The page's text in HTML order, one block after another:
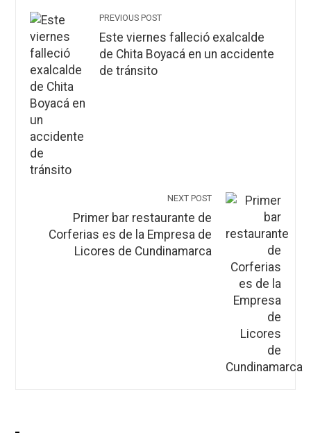
PREVIOUS POST
Este viernes falleció exalcalde
de Chita Boyacá en un accidente
de tránsito
NEXT POST
Primer bar restaurante de
Corferias es de la Empresa de
Licores de Cundinamarca